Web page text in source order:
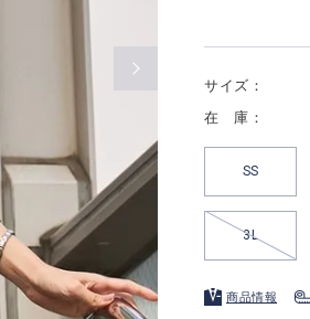
サイズ：
在 庫：
SS
3L
商品情報